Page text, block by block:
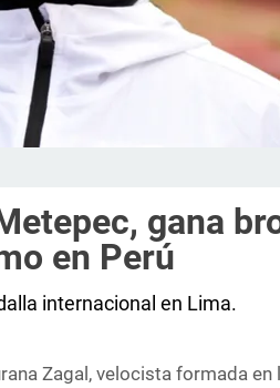
gana
en Perú
internacional en Lima.
Zagal, velocista formada en